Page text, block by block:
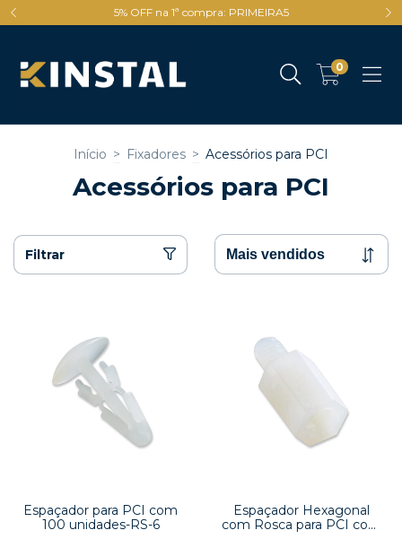
5% OFF na 1ª compra: PRIMEIRA5
0
Início > Fixadores > Acessórios para PCI
Acessórios para PCI
Filtrar
Espaçador para PCI com
100 unidades-RS-6
Espaçador Hexagonal
com Rosca para PCI com